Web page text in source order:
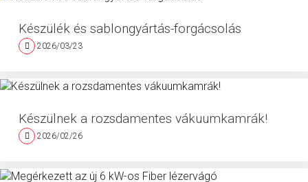
Készülék és sablongyártás-forgácsolás
2026/03/23
Készülnek a rozsdamentes vákuumkamrák!
2026/02/26